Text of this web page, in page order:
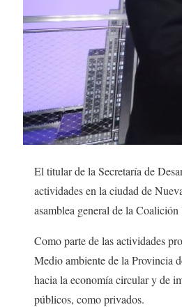
El titular de la Secretaría de
actividades en la ciudad de
asamblea general de la
Como parte de las actividades
Medio ambiente de la Provincia
hacia la economía circular y de
públicos, como privados.